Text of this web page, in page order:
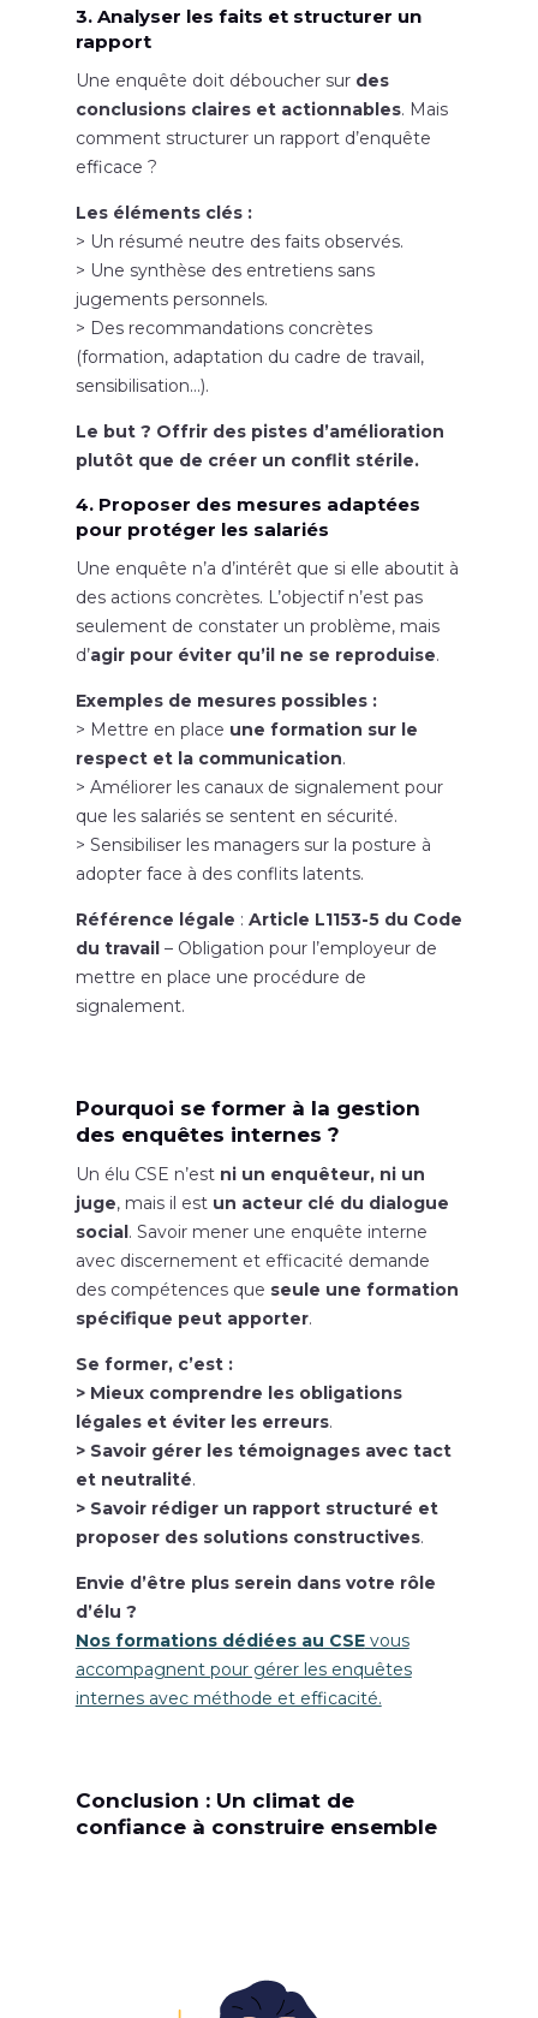
3. Analyser les faits et structurer un
rapport
Une enquête doit déboucher sur des
conclusions claires et actionnables. Mais
comment structurer un rapport d’enquête
efficace ?
Les éléments clés :
> Un résumé neutre des faits observés.
> Une synthèse des entretiens sans
jugements personnels.
> Des recommandations concrètes
(formation, adaptation du cadre de travail,
sensibilisation…).
Le but ? Offrir des pistes d’amélioration
plutôt que de créer un conflit stérile.
4. Proposer des mesures adaptées
pour protéger les salariés
Une enquête n’a d’intérêt que si elle aboutit à
des actions concrètes. L’objectif n’est pas
seulement de constater un problème, mais
d’agir pour éviter qu’il ne se reproduise.
Exemples de mesures possibles :
> Mettre en place une formation sur le
respect et la communication.
> Améliorer les canaux de signalement pour
que les salariés se sentent en sécurité.
> Sensibiliser les managers sur la posture à
adopter face à des conflits latents.
Référence légale : Article L1153-5 du Code
du travail – Obligation pour l’employeur de
mettre en place une procédure de
signalement.
Pourquoi se former à la gestion
des enquêtes internes ?
Un élu CSE n’est ni un enquêteur, ni un
juge, mais il est un acteur clé du dialogue
social . Savoir mener une enquête interne
avec discernement et efficacité demande
des compétences que seule une formation
spécifique peut apporter.
Se former, c’est :
> Mieux comprendre les obligations
légales et éviter les erreurs.
> Savoir gérer les témoignages avec tact
et neutralité.
> Savoir rédiger un rapport structuré et
proposer des solutions constructives.
Envie d’être plus serein dans votre rôle
d’élu ?
Nos formations dédiées au CSEvous
accompagnent pour gérer les enquêtes
internes avec méthode et efficacité.
Conclusion : Un climat de
confiance à construire ensemble